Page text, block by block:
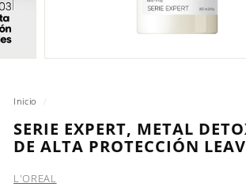
Inicio /
SERIE EXPERT, METAL
DE ALTA PROTECCIÓN
L'OREAL